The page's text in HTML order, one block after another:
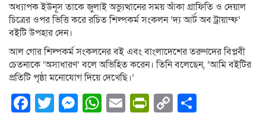
অধ্যাপক ইউনূস তাকে জুলাই অভ্যুত্থানের সময় আঁকা গ্রাফিতি ও দেয়াল
চিত্রের ওপর ভিত্তি করে রচিত শিল্পকর্ম সংকলন ‘দ্য আর্ট অব ট্রায়াম্ফ’
বইটি উপহার দেন।
আল গোর শিল্পকর্ম সংকলনের বই এবং বাংলাদেশের তরুণদের বিপ্লবী
চেতনাকে ‘অসাধারণ’ বলে অভিহিত করেন। তিনি বলেছেন, ‘আমি বইটির
প্রতিটি পৃষ্ঠা মনোযোগ দিয়ে দেখেছি।’
Facebook
Twitter
Messenger
WhatsApp
EmailPrintFriendly
Copy